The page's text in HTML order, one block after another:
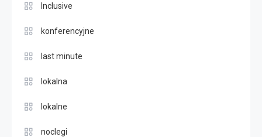
Inclusive
konferencyjne
last minute
lokalna
lokalne
noclegi